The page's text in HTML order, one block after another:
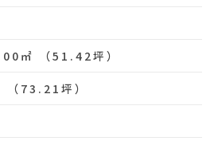
㎡ （51.42坪）
73.21坪）